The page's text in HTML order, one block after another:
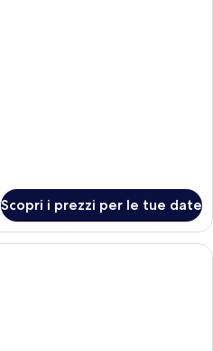
Scopri i prezzi per le tue date